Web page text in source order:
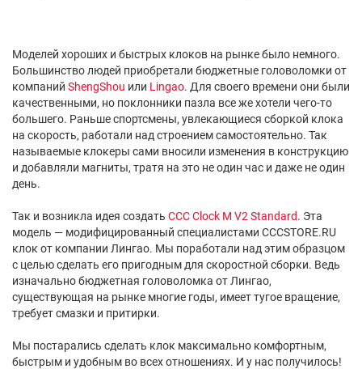
Моделей хороших и быстрых клоков на рынке было немного.
Большинство людей приобретали бюджетные головоломки от
компаний ShengShou или Lingao. Для своего времени они были
качественными, но поклонники пазла все же хотели чего-то
большего. Раньше спортсмены, увлекающиеся сборкой клока
на скорость, работали над строением самостоятельно. Так
называемые клокеры сами вносили изменения в конструкцию
и добавляли магниты, тратя на это не один час и даже не один
день.
Так и возникла идея создать CCC Clock M V2 Standard. Эта
модель — модифицированный специалистами ССCSTORE.RU
клок от компании Лингао. Мы поработали над этим образцом
с целью сделать его пригодным для скоростной сборки. Ведь
изначально бюджетная головоломка от Лингао,
существующая на рынке многие годы, имеет тугое вращение,
требует смазки и притирки.
Мы постарались сделать клок максимально комфортным,
быстрым и удобным во всех отношениях. И у нас получилось!